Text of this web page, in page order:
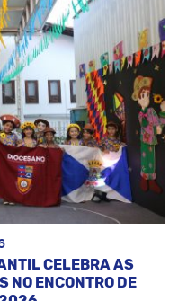
CELEBRA AS
NO ENCONTRO DE